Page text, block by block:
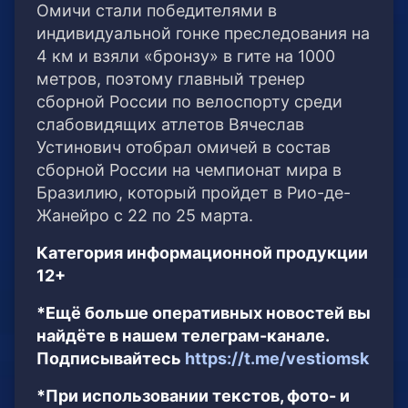
Омичи стали победителями в
индивидуальной гонке преследования на
4 км и взяли «бронзу» в гите на 1000
метров, поэтому главный тренер
сборной России по велоспорту среди
слабовидящих атлетов Вячеслав
Устинович отобрал омичей в состав
сборной России на чемпионат мира в
Бразилию, который пройдет в Рио-де-
Жанейро с 22 по 25 марта.
Категория информационной продукции
12+
*Ещё больше оперативных новостей вы
найдёте в нашем телеграм-канале.
Подписывайтесь https://t.me/vestiomsk
*При использовании текстов, фото- и